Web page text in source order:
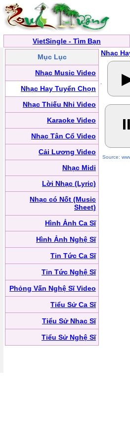
VietSingle - Tìm Bạn
Mục Lục
Nhạc Music Video
Nhạc Hay Tuyển Chọn
Nhạc Thiếu Nhi Video
Karaoke Video
Nhạc Tân Cổ Video
Cải Lương Video
Nhạc Midi
Lời Nhạc (Lyric)
Nhạc có Nốt (Music
Sheet)
Hình Ảnh Ca Sĩ
Hình Ảnh Nghệ Sĩ
Tin Tức Ca Sĩ
Tin Tức Nghệ Sĩ
Phỏng Vấn Nghệ Sĩ Video
Tiểu Sử Ca Sĩ
Tiểu Sử Nhạc Sĩ
Tiểu Sử Nghệ Sĩ
Nhạc
Source: